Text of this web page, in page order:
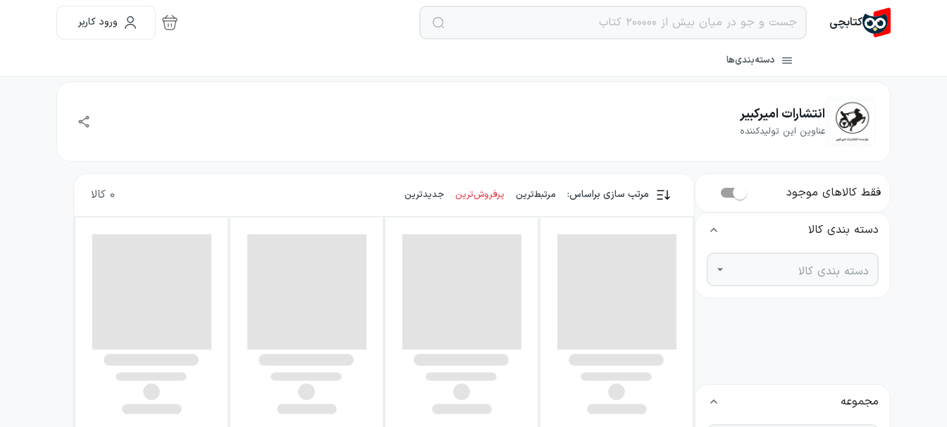
کتابچی ورود کاربر
دسته‌بندی‌ها
انتشارات امیرکبیر
عناوین این تولیدکننده
فقط کالاهای موجود
دسته بندی کالا
دسته بندی کالا
مجموعه
مرتب سازی براساس: مرتبط‌ترین پرفروش‌ترین جدیدترین 0 کالا